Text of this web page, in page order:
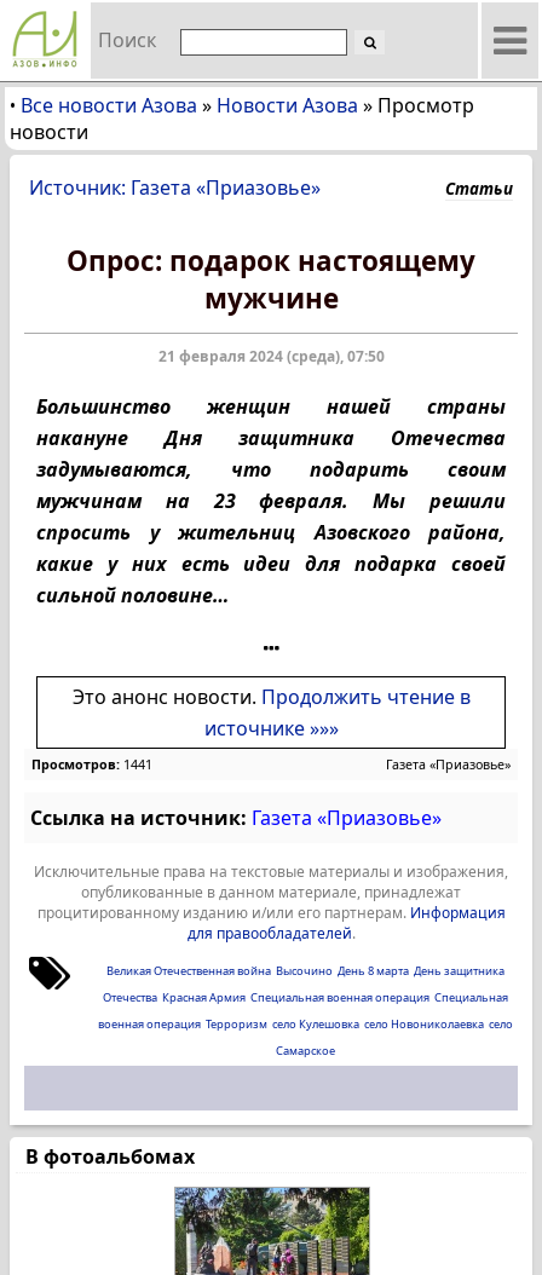
Поиск
• Все новости Азова » Новости Азова » Просмотр
новости
Источник: Газета «Приазовье» Статьи
Опрос: подарок настоящему
мужчине
21 февраля 2024 (среда), 07:50
Большинство женщин нашей страны
накануне Дня защитника Отечества
задумываются, что подарить своим
мужчинам на 23 февраля. Мы решили
спросить у жительниц Азовского района,
какие у них есть идеи для подарка своей
сильной половине…
Это анонс новости. Продолжить чтение в
источнике »»»
Просмотров: 1441 Газета «Приазовье»
Ссылка на источник: Газета «Приазовье»
Исключительные права на текстовые материалы и изображения,
опубликованные в данном материале, принадлежат
процитированному изданию и/или его партнерам. Информация
для правообладателей.
Великая Отечественная война Высочино День 8 марта День защитника
Отечества Красная Армия Специальная военная операция Специальная
военная операция Терроризм село Кулешовка село Новониколаевка село
Самарское
В фотоальбомах